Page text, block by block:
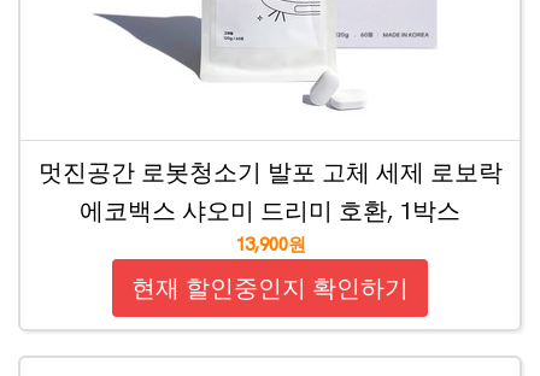
멋진공간 로봇청소기 발포 고체 세제 로보락
에코백스 샤오미 드리미 호환, 1박스
13,900원
현재 할인중인지 확인하기